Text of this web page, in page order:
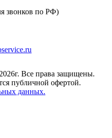
звонков по РФ)
Все права защищены.
публичной офертой.
данных.